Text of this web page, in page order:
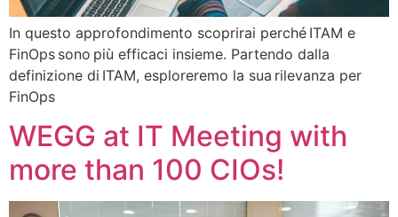
In questo approfondimento scoprirai perché ITAM e
FinOps sono più efficaci insieme. Partendo dalla
definizione di ITAM, esploreremo la sua rilevanza per
FinOps
WEGG at IT Meeting with
more than 100 CIOs!